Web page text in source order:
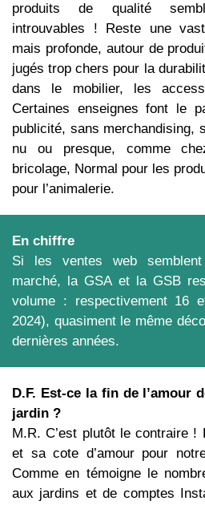
produits de qualité
introuvables ! Reste une
mais profonde, autour de
jugés trop chers pour la
dans le mobilier, les
Certaines enseignes font le
publicité, sans merchandising,
nu ou presque, comme
bricolage, Normal pour les
pour l’animalerie.
En chiffre
Si les ventes web
marché, la GSA et la GSB
volume : respectivement 16
2024), quasiment le même
dernières années.
D.F. Est-ce la fin de l’amour
jardin ?
M.R. C’est plutôt le contraire !
et sa cote d’amour pour
Comme en témoigne le
aux jardins et de comptes